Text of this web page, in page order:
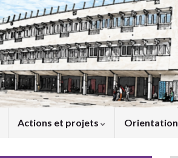
Actions et projets Orientation